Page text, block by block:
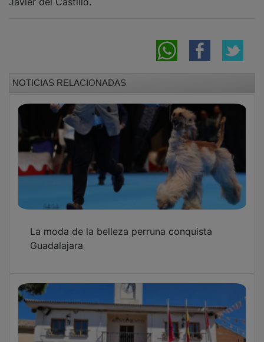
Guadalajara